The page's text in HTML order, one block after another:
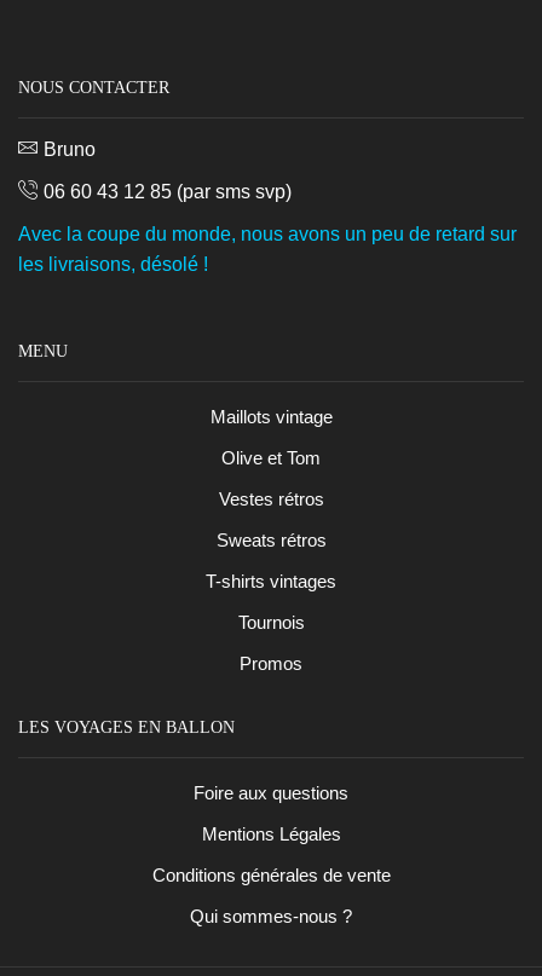
NOUS CONTACTER
Bruno
06 60 43 12 85 (par sms svp)
Avec la coupe du monde, nous avons un peu de retard sur
les livraisons, désolé !
MENU
Maillots vintage
Olive et Tom
Vestes rétros
Sweats rétros
T-shirts vintages
Tournois
Promos
LES VOYAGES EN BALLON
Foire aux questions
Mentions Légales
Conditions générales de vente
Qui sommes-nous ?